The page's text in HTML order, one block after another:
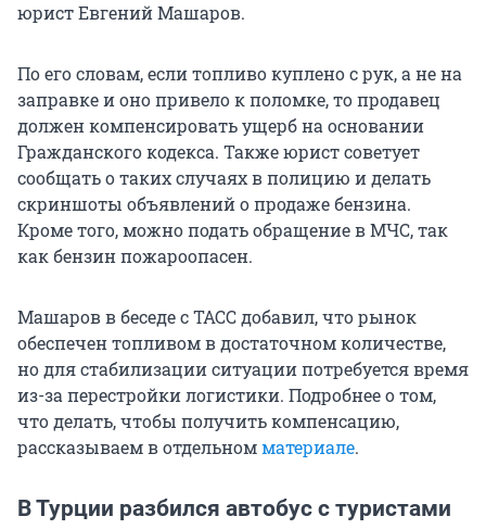
юрист Евгений Машаров.
По его словам, если топливо куплено с рук, а не на
заправке и оно привело к поломке, то продавец
должен компенсировать ущерб на основании
Гражданского кодекса. Также юрист советует
сообщать о таких случаях в полицию и делать
скриншоты объявлений о продаже бензина.
Кроме того, можно подать обращение в МЧС, так
как бензин пожароопасен.
Машаров в беседе с ТАСС добавил, что рынок
обеспечен топливом в достаточном количестве,
но для стабилизации ситуации потребуется время
из-за перестройки логистики. Подробнее о том,
что делать, чтобы получить компенсацию,
рассказываем в отдельномматериале.
В Турции разбился автобус с туристами